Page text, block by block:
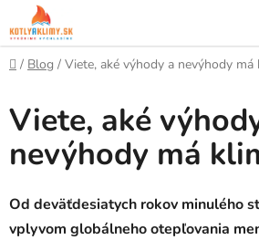
Prejsť
na
obsah
Domov
/ Blog / Viete, aké výhody a nevýhody má
Viete, aké
nevýhody má
Od deväťdesiatych rokov minulého
vplyvom globálneho otepľovania